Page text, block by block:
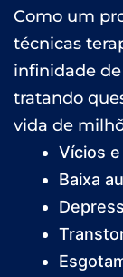
Como um
técnicas
infinidade
tratando
vida de
Vícios
Baixa